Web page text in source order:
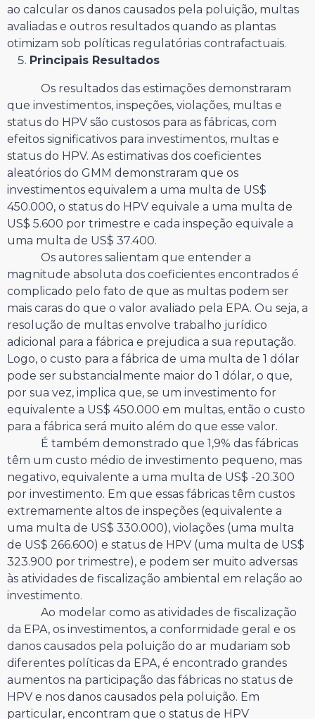
ao calcular os danos causados pela poluição, multas
avaliadas e outros resultados quando as plantas
otimizam sob políticas regulatórias contrafactuais.
Principais Resultados
Os resultados das estimações demonstraram
que investimentos, inspeções, violações, multas e
status do HPV são custosos para as fábricas, com
efeitos significativos para investimentos, multas e
status do HPV. As estimativas dos coeficientes
aleatórios do GMM demonstraram que os
investimentos equivalem a uma multa de US$
450.000, o status do HPV equivale a uma multa de
US$ 5.600 por trimestre e cada inspeção equivale a
uma multa de US$ 37.400.
Os autores salientam que entender a
magnitude absoluta dos coeficientes encontrados é
complicado pelo fato de que as multas podem ser
mais caras do que o valor avaliado pela EPA. Ou seja, a
resolução de multas envolve trabalho jurídico
adicional para a fábrica e prejudica a sua reputação.
Logo, o custo para a fábrica de uma multa de 1 dólar
pode ser substancialmente maior do 1 dólar, o que,
por sua vez, implica que, se um investimento for
equivalente a US$ 450.000 em multas, então o custo
para a fábrica será muito além do que esse valor.
É também demonstrado que 1,9% das fábricas
têm um custo médio de investimento pequeno, mas
negativo, equivalente a uma multa de US$ -20.300
por investimento. Em que essas fábricas têm custos
extremamente altos de inspeções (equivalente a
uma multa de US$ 330.000), violações (uma multa
de US$ 266.600) e status de HPV (uma multa de US$
323.900 por trimestre), e podem ser muito adversas
às atividades de fiscalização ambiental em relação ao
investimento.
Ao modelar como as atividades de fiscalização
da EPA, os investimentos, a conformidade geral e os
danos causados pela poluição do ar mudariam sob
diferentes políticas da EPA, é encontrado grandes
aumentos na participação das fábricas no status de
HPV e nos danos causados pela poluição. Em
particular, encontram que o status de HPV